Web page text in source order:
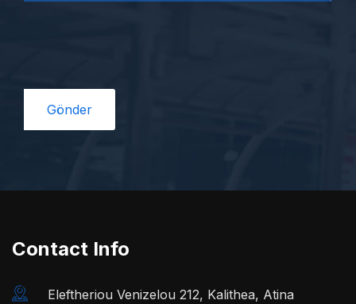
Contact Info
Eleftheriou Venizelou 212, Kalithea, Atina